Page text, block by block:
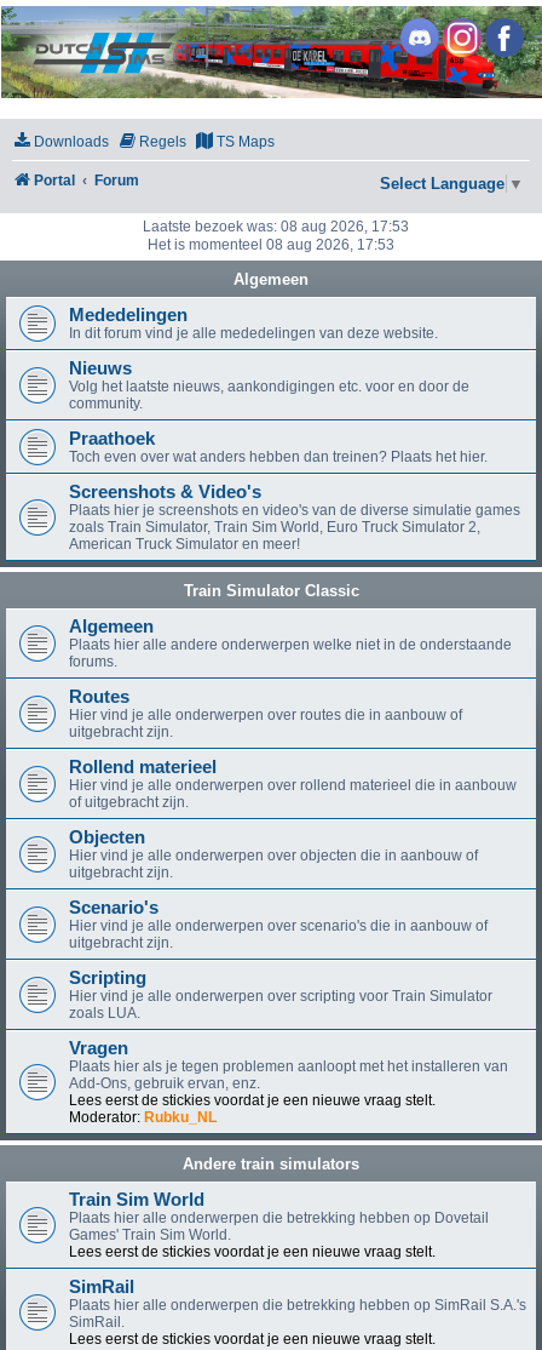
DutchSims
Downloads Regels TS Maps
Portal Forum Select Language ▼
Laatste bezoek was: 08 aug 2026, 17:53
Het is momenteel 08 aug 2026, 17:53
Algemeen
Mededelingen
In dit forum vind je alle mededelingen van deze website.
Nieuws
Volg het laatste nieuws, aankondigingen etc. voor en door de
community.
Praathoek
Toch even over wat anders hebben dan treinen? Plaats het hier.
Screenshots & Video's
Plaats hier je screenshots en video's van de diverse simulatie games
zoals Train Simulator, Train Sim World, Euro Truck Simulator 2,
American Truck Simulator en meer!
Train Simulator Classic
Algemeen
Plaats hier alle andere onderwerpen welke niet in de onderstaande
forums.
Routes
Hier vind je alle onderwerpen over routes die in aanbouw of
uitgebracht zijn.
Rollend materieel
Hier vind je alle onderwerpen over rollend materieel die in aanbouw
of uitgebracht zijn.
Objecten
Hier vind je alle onderwerpen over objecten die in aanbouw of
uitgebracht zijn.
Scenario's
Hier vind je alle onderwerpen over scenario's die in aanbouw of
uitgebracht zijn.
Scripting
Hier vind je alle onderwerpen over scripting voor Train Simulator
zoals LUA.
Vragen
Plaats hier als je tegen problemen aanloopt met het installeren van
Add-Ons, gebruik ervan, enz.
Lees eerst de stickies voordat je een nieuwe vraag stelt.
Moderator: Rubku_NL
Andere train simulators
Train Sim World
Plaats hier alle onderwerpen die betrekking hebben op Dovetail
Games' Train Sim World.
Lees eerst de stickies voordat je een nieuwe vraag stelt.
SimRail
Plaats hier alle onderwerpen die betrekking hebben op SimRail S.A.'s
SimRail.
Lees eerst de stickies voordat je een nieuwe vraag stelt.